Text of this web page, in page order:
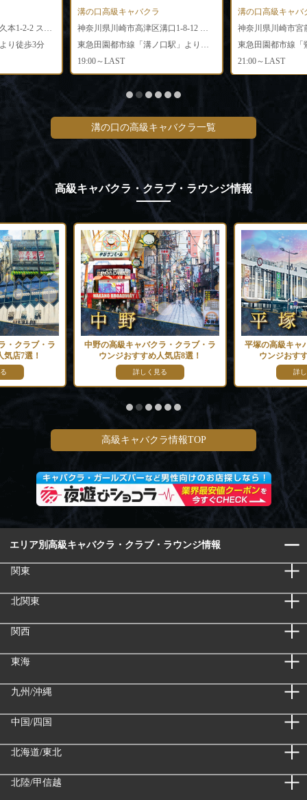
り徒歩3分
溝の口高級キャバクラ
19:00～LAST
溝の口高級キャバ
21:00～LAST
溝の口の高級キャバクラ一覧
高級キャバクラ・クラブ・ラウンジ情報
・クラブ・ラ
店7選！
中野の高級キャバクラ・クラブ・ラ
ウンジおすすめ人気店8選！
詳しく見る
平塚の高級キャ
ウンジおす
詳
高級キャバクラ情報TOP
エリア別高級キャバクラ・クラブ・ラウンジ情報
関東
北関東
関西
東海
九州/沖縄
中国/四国
北海道/東北
北陸/甲信越